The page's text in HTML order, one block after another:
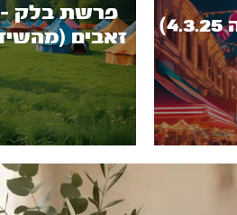
זאבים (מהשידור